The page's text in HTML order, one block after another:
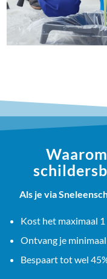
Als je via
Kost het maximaal
Ontvang je
Bespaart tot wel